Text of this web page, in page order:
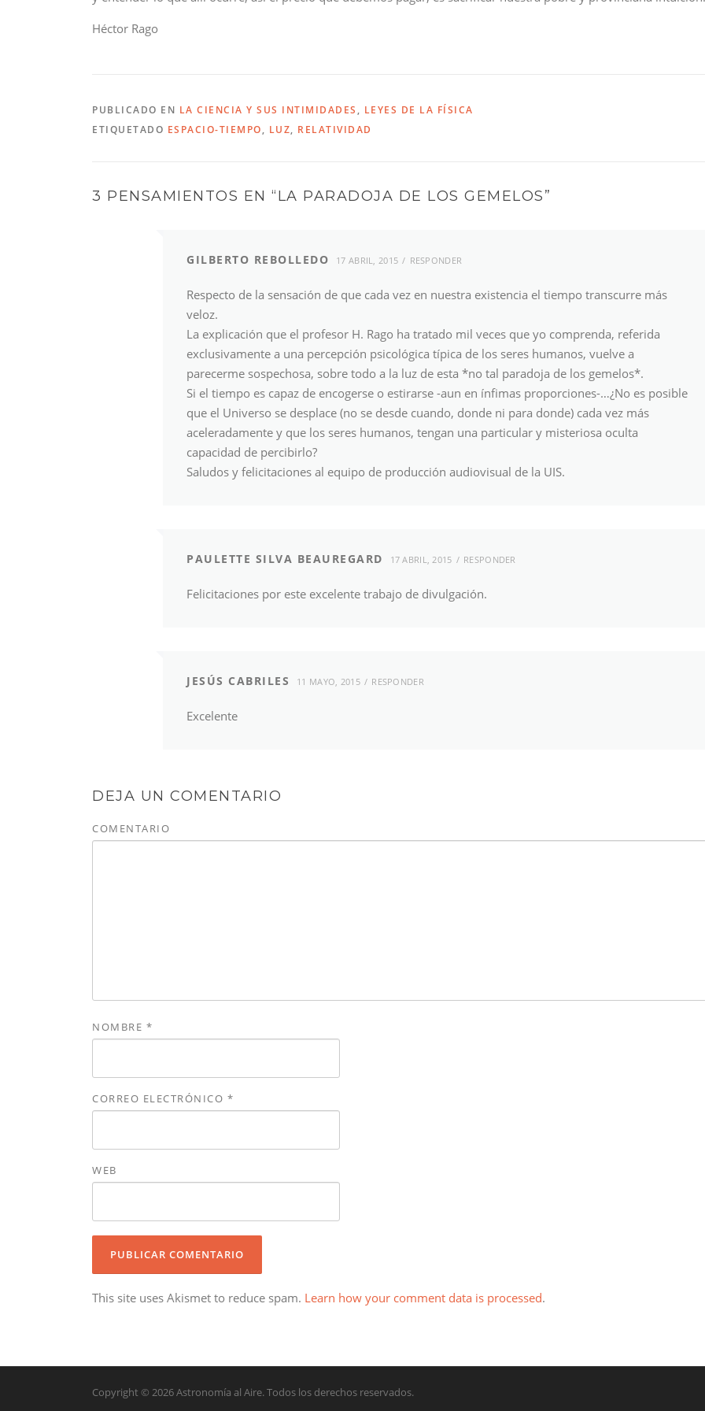
Héctor Rago
PUBLICADO EN LA CIENCIA Y SUS INTIMIDADES , LEYES DE LA FÍSICA
ETIQUETADO ESPACIO-TIEMPO, LUZ, RELATIVIDAD
3 PENSAMIENTOS EN “LA PARADOJA DE LOS GEMELOS”
GILBERTO REBOLLEDO 17 ABRIL, 2015 RESPONDER
Respecto de la sensación de que cada vez en nuestra existencia el tiempo transcurre más
veloz.
La explicación que el profesor H. Rago ha tratado mil veces que yo comprenda, referida
exclusivamente a una percepción psicológica típica de los seres humanos, vuelve a
parecerme sospechosa, sobre todo a la luz de esta *no tal paradoja de los gemelos*.
Si el tiempo es capaz de encogerse o estirarse -aun en ínfimas proporciones-…¿No es posible
que el Universo se desplace (no se desde cuando, donde ni para donde) cada vez más
aceleradamente y que los seres humanos, tengan una particular y misteriosa oculta
capacidad de percibirlo?
Saludos y felicitaciones al equipo de producción audiovisual de la UIS.
PAULETTE SILVA BEAUREGARD 17 ABRIL, 2015 RESPONDER
Felicitaciones por este excelente trabajo de divulgación.
JESÚS CABRILES 11 MAYO, 2015 RESPONDER
Excelente
DEJA UN COMENTARIO
COMENTARIO
NOMBRE *
CORREO ELECTRÓNICO *
WEB
This site uses Akismet to reduce spam. Learn how your comment data is processed.
Copyright © 2026 Astronomía al Aire. Todos los derechos reservados.